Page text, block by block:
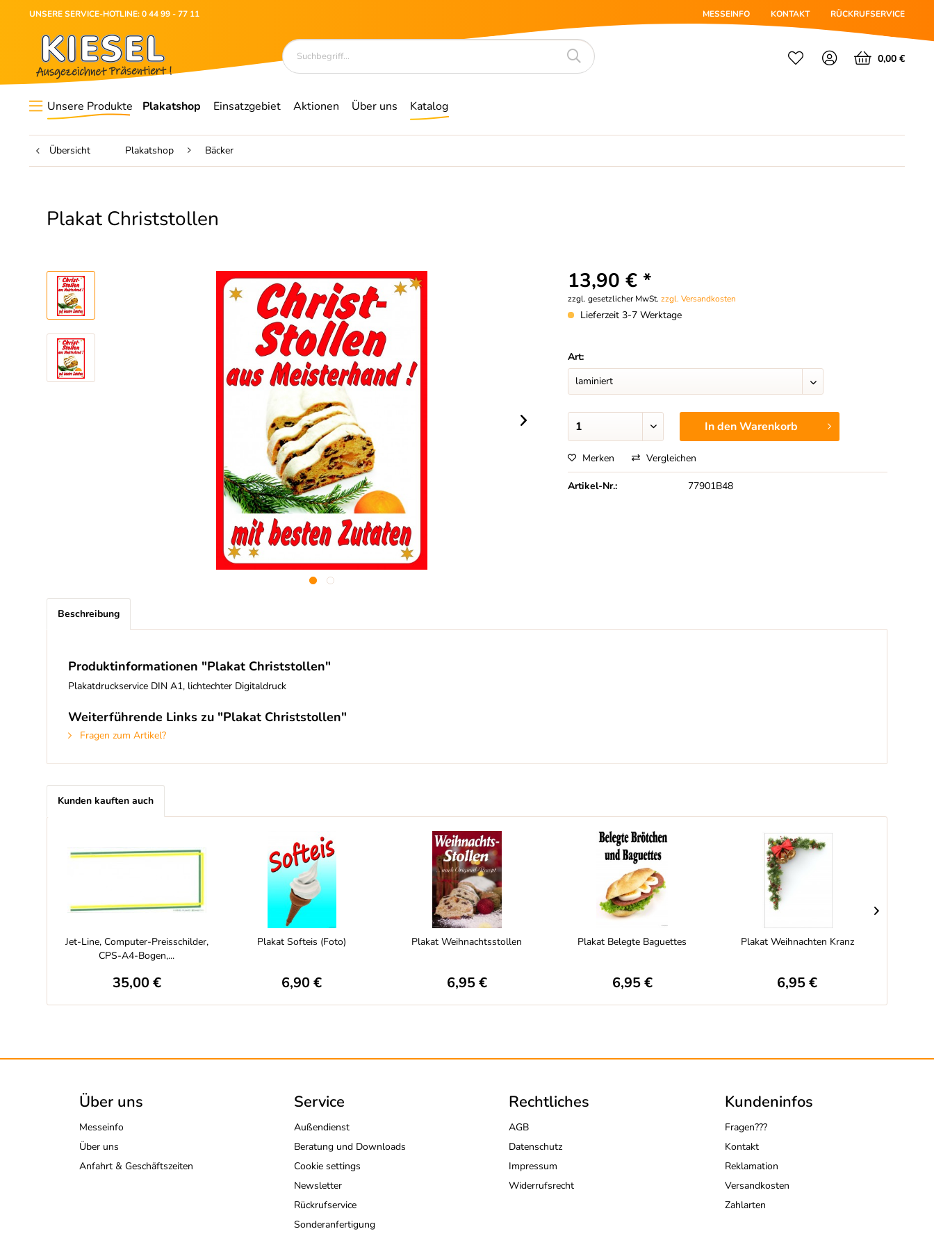
UNSERE SERVICE-HOTLINE: 0 44 99 - 77 11 MESSEINFO KONTAKT RÜCKRUFSERVICE
0,00 €
Unsere Produkte Plakatshop Einsatzgebiet Aktionen Über uns Katalog
Übersicht Plakatshop Bäcker
Plakat Christstollen
13,90 € *
zzgl. gesetzlicher MwSt.zzgl. Versandkosten
Lieferzeit 3-7 Werktage
Art:
In denWarenkorb
Merken Vergleichen
Artikel-Nr.: 77901B48
Beschreibung
Produktinformationen "Plakat Christstollen"
Plakatdruckservice DIN A1, lichtechter Digitaldruck
Weiterführende Links zu "Plakat Christstollen"
Fragen zum Artikel?
Kunden kauften auch
Jet-Line, Computer-Preisschilder,
CPS-A4-Bogen,...
35,00 €
Plakat Softeis (Foto)
6,90 €
Plakat Weihnachtsstollen
6,95 €
Plakat Belegte Baguettes
6,95 €
Plakat Weihnachten Kranz
6,95 €
Über uns
Messeinfo
Über uns
Anfahrt & Geschäftszeiten
Service
Außendienst
Beratung und Downloads
Cookie settings
Newsletter
Rückrufservice
Sonderanfertigung
Rechtliches
AGB
Datenschutz
Impressum
Widerrufsrecht
Kundeninfos
Fragen???
Kontakt
Reklamation
Versandkosten
Zahlarten